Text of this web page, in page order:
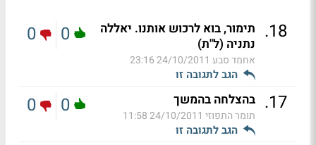
18
. תימור, בוא לרכוש אותנו. יאללה
נתניה (ל"ת)
אחמד סבע 24/10/2011 23:16
הגב לתגובה זו
0
0
17
. בהצלחה בהמשך
תומר התפוזי 24/10/2011 11:58
הגב לתגובה זו
0
0